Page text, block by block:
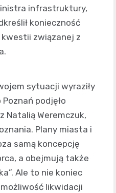
infrastruktury,
konieczność
związanej z
sytuacji wyraziły
podjęło
Natalią Weremczuk,
Plany miasta i
samą koncepcję
a obejmują także
Ale to nie koniec
likwidacji